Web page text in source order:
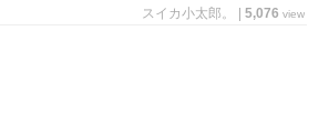
スイカ小太郎。
5,076 view